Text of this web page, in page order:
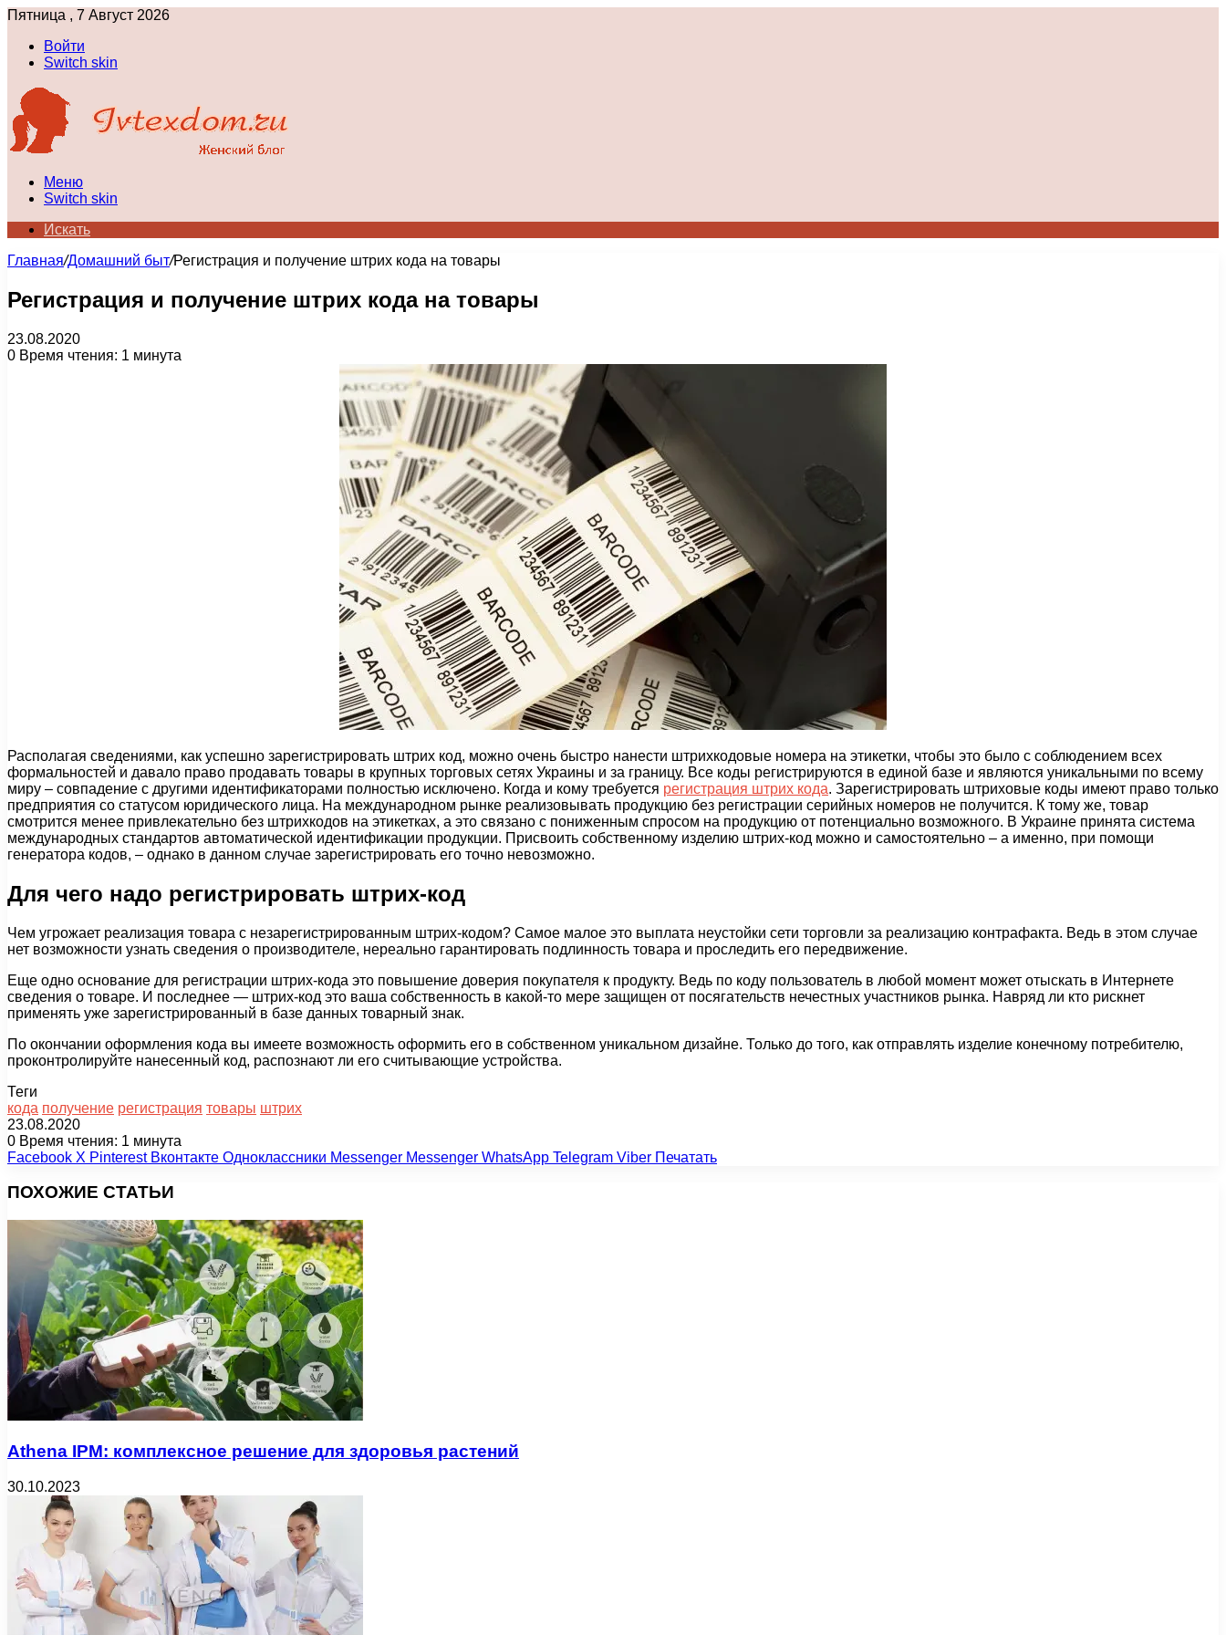
Пятница , 7 Август 2026
Войти
Switch skin
Меню
Switch skin
Искать
Главная/Домашний быт/Регистрация и получение штрих кода на товары
Регистрация и получение штрих кода на товары
23.08.2020
0 Время чтения: 1 минута
Располагая сведениями, как успешно зарегистрировать штрих код, можно очень быстро нанести штрихкодовые номера на этикетки, чтобы это было с соблюдением всех
формальностей и давало право продавать товары в крупных торговых сетях Украины и за границу. Все коды регистрируются в единой базе и являются уникальными по всему
миру – совпадение с другими идентификаторами полностью исключено. Когда и кому требуется регистрация штрих кода. Зарегистрировать штриховые коды имеют право только
предприятия со статусом юридического лица. На международном рынке реализовывать продукцию без регистрации серийных номеров не получится. К тому же, товар
смотрится менее привлекательно без штрихкодов на этикетках, а это связано с пониженным спросом на продукцию от потенциально возможного. В Украине принята система
международных стандартов автоматической идентификации продукции. Присвоить собственному изделию штрих-код можно и самостоятельно – а именно, при помощи
генератора кодов, – однако в данном случае зарегистрировать его точно невозможно.
Для чего надо регистрировать штрих-код
Чем угрожает реализация товара с незарегистрированным штрих-кодом? Самое малое это выплата неустойки сети торговли за реализацию контрафакта. Ведь в этом случае
нет возможности узнать сведения о производителе, нереально гарантировать подлинность товара и проследить его передвижение.
Еще одно основание для регистрации штрих-кода это повышение доверия покупателя к продукту. Ведь по коду пользователь в любой момент может отыскать в Интернете
сведения о товаре. И последнее — штрих-код это ваша собственность в какой-то мере защищен от посягательств нечестных участников рынка. Навряд ли кто рискнет
применять уже зарегистрированный в базе данных товарный знак.
По окончании оформления кода вы имеете возможность оформить его в собственном уникальном дизайне. Только до того, как отправлять изделие конечному потребителю,
проконтролируйте нанесенный код, распознают ли его считывающие устройства.
Теги
кода получение регистрация товары штрих
23.08.2020
0 Время чтения: 1 минута
Facebook X Pinterest Вконтакте Одноклассники Messenger Messenger WhatsApp Telegram Viber Печатать
ПОХОЖИЕ СТАТЬИ
Athena IPM: комплексное решение для здоровья растений
30.10.2023